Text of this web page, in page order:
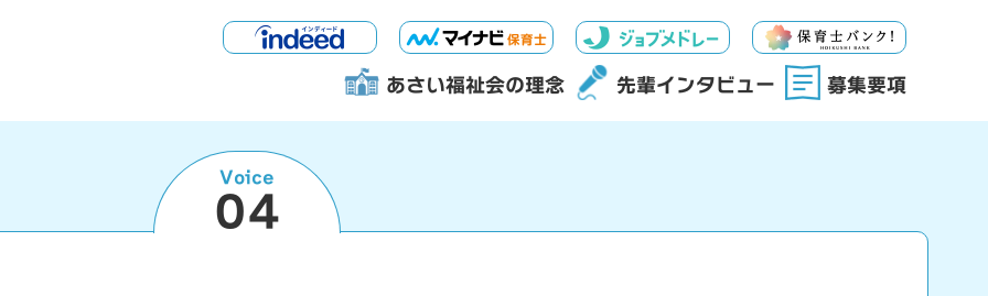
あさい福祉会の理念 先輩インタビュー 募集要項
Voice
04